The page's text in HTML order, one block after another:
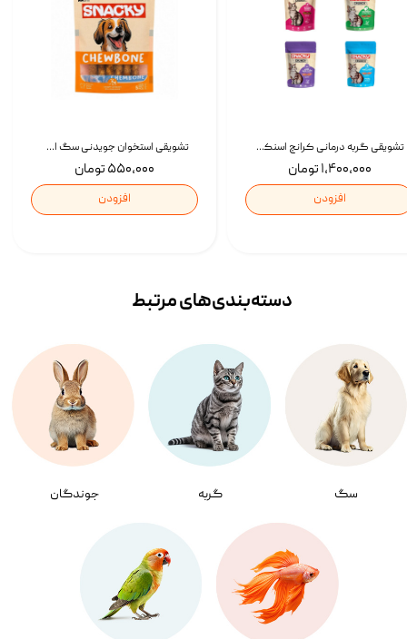
تشویقی استخوان جویدنی سگ اسنکی کرانچی با طعم مرغ Snacky Crunchy Munchy وزن 100 گرم
۵۵۰,۰۰۰ تومان
افزودن
تشویقی گربه درمانی کرانچ اسنکی با طعم میکس Snacky Crunch Cat Treats وزن 60 گرم بسته 4 عددی
۱,۴۰۰,۰۰۰ تومان
افزودن
سگ گربه جوندگان
دسته‌بندی‌‌های مرتبط